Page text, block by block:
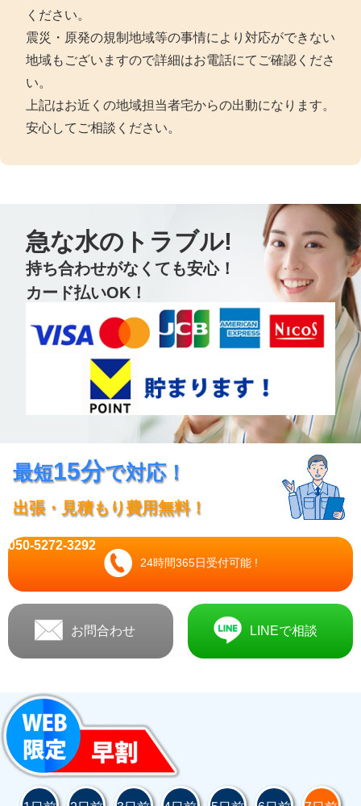
ください。
震災・原発の規制地域等の事情により対応ができない
地域もございますので詳細はお電話にてご確認くださ
い。
上記はお近くの地域担当者宅からの出動になります。
安心してご相談ください。
急な水のトラブル!
持ち合わせがなくても安心！
カード払いOK！
最短15分で対応！
出張・見積もり費用無料！
24時間365日受付可能 !
050-5272-3292
お問合わせ LINEで相談